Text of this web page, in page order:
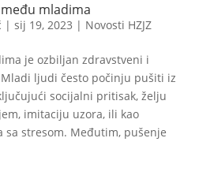
mladima
| sij 19, 2023 | Novosti HZJZ
je ozbiljan zdravstveni i
ljudi često počinju pušiti iz
socijalni pritisak, želju
imitaciju uzora, ili kao
sa stresom. Međutim, pušenje